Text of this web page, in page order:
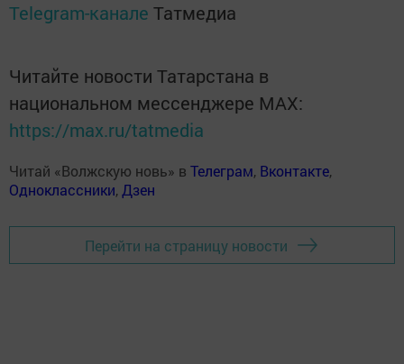
Telegram-канале Татмедиа
Читайте новости Татарстана в
национальном мессенджере MАХ:
https://max.ru/tatmedia
Читай «Волжскую новь» в Телеграм, Вконтакте,
Одноклассники,Дзен
Перейти на страницу новости